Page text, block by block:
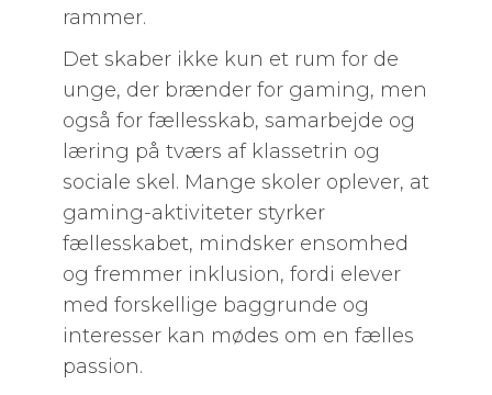
rammer.
Det skaber ikke kun et rum for de
unge, der brænder for gaming, men
også for fællesskab, samarbejde og
læring på tværs af klassetrin og
sociale skel. Mange skoler oplever, at
gaming-aktiviteter styrker
fællesskabet, mindsker ensomhed
og fremmer inklusion, fordi elever
med forskellige baggrunde og
interesser kan mødes om en fælles
passion.